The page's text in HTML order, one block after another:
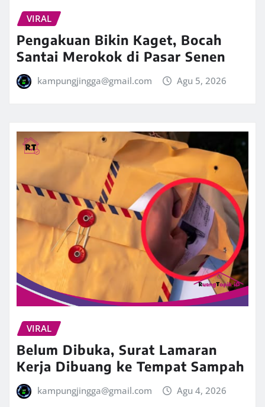
VIRAL
Pengakuan Bikin Kaget, Bocah
Santai Merokok di Pasar Senen
kampungjingga@gmail.com Agu 5, 2026
VIRAL
Belum Dibuka, Surat Lamaran
Kerja Dibuang ke Tempat Sampah
kampungjingga@gmail.com Agu 4, 2026